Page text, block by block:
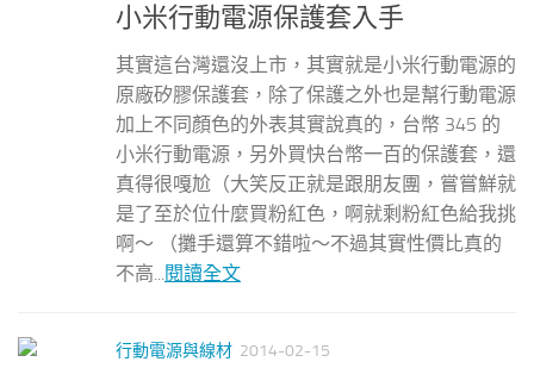
小米行動電源保護套入手
其實這台灣還沒上市，其實就是小米行動電源的
原廠矽膠保護套，除了保護之外也是幫行動電源
加上不同顏色的外表其實說真的，台幣 345 的
小米行動電源，另外買快台幣一百的保護套，還
真得很嘎尬（大笑反正就是跟朋友團，嘗嘗鮮就
是了至於位什麼買粉紅色，啊就剩粉紅色給我挑
啊～ （攤手還算不錯啦～不過其實性價比真的
不高...
閱讀全文
行動電源與線材 2014-02-15